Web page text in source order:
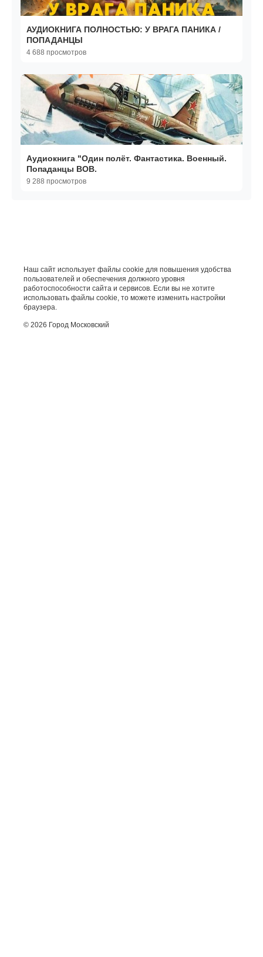
АУДИОКНИГА ПОЛНОСТЬЮ: У ВРАГА ПАНИКА /
ПОПАДАНЦЫ
4 688 просмотров
Аудиокнига "Один полёт. Фантастика. Военный.
Попаданцы ВОВ.
9 288 просмотров
Наш сайт использует файлы cookie для повышения удобства
пользователей и обеспечения должного уровня
работоспособности сайта и сервисов. Если вы не хотите
использовать файлы cookie, то можете изменить настройки
браузера.
© 2026 Город Московский